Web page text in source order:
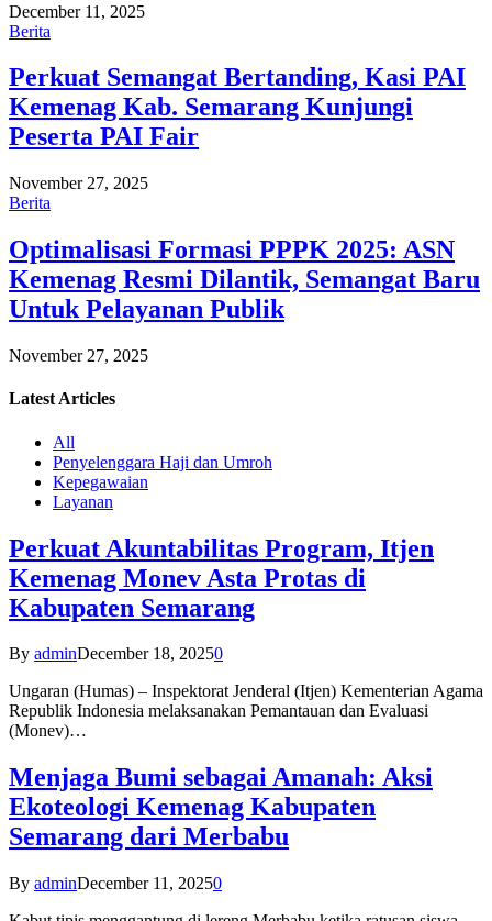
December 11, 2025
Berita
Perkuat Semangat Bertanding, Kasi PAI
Kemenag Kab. Semarang Kunjungi
Peserta PAI Fair
November 27, 2025
Berita
Optimalisasi Formasi PPPK 2025: ASN
Kemenag Resmi Dilantik, Semangat Baru
Untuk Pelayanan Publik
November 27, 2025
Latest Articles
All
Penyelenggara Haji dan Umroh
Kepegawaian
Layanan
Perkuat Akuntabilitas Program, Itjen
Kemenag Monev Asta Protas di
Kabupaten Semarang
By adminDecember 18, 20250
Ungaran (Humas) – Inspektorat Jenderal (Itjen) Kementerian Agama
Republik Indonesia melaksanakan Pemantauan dan Evaluasi
(Monev)…
Menjaga Bumi sebagai Amanah: Aksi
Ekoteologi Kemenag Kabupaten
Semarang dari Merbabu
By adminDecember 11, 20250